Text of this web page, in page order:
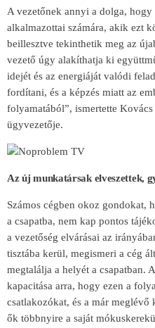
A vezetőnek annyi a dolga,
alkalmazottai számára, akik ezt
beillesztve tekinthetik meg az
vezető úgy alakíthatja ki
idejét és az energiáját valódi
fordítani, és a képzés miatt az
folyamatából”, ismertette
ügyvezetője.
Az új munkatársak elveszettek,
Számos cégben okoz gondokat,
a csapatba, nem kap pontos
a vezetőség elvárásai az
tisztába kerül, megismeri a cég
megtalálja a helyét a csapatban.
kapacitása arra, hogy ezen a
csatlakozókat, és a már
ők többnyire a saját